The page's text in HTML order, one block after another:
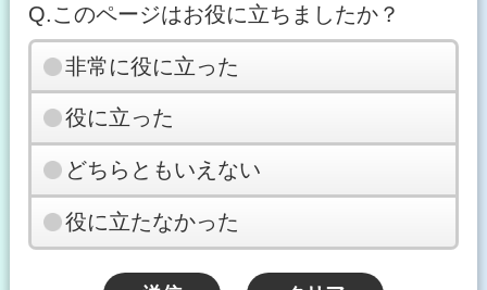
Q.このページはお役に立ちましたか？
非常に役に立った
役に立った
どちらともいえない
役に立たなかった